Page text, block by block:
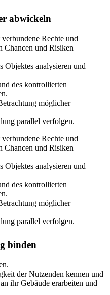
abwickeln
Rechte und
Chancen und Risiken
Objektes analysieren und
des kontrollierten
möglicher
parallel verfolgen.
Rechte und
Chancen und Risiken
Objektes analysieren und
des kontrollierten
möglicher
parallel verfolgen.
binden
der Nutzenden kennen und
ihr Gebäude erarbeiten und